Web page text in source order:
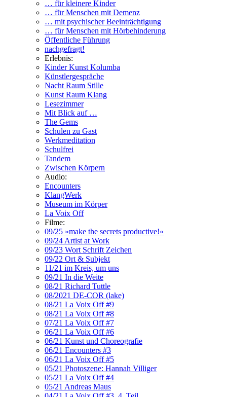
… für kleinere Kinder
… für Menschen mit Demenz
… mit psychischer Beeinträchtigung
… für Menschen mit Hörbehinderung
Öffentliche Führung
nachgefragt!
Erlebnis:
Kinder Kunst Kolumba
Künstlergespräche
Nacht Raum Stille
Kunst Raum Klang
Lesezimmer
Mit Blick auf …
The Gems
Schulen zu Gast
Werkmeditation
Schulfrei
Tandem
Zwischen Körpern
Audio:
Encounters
KlangWerk
Museum im Körper
La Voix Off
Filme:
09/25 »make the secrets productive!«
09/24 Artist at Work
09/23 Wort Schrift Zeichen
09/22 Ort & Subjekt
11/21 im Kreis, um uns
09/21 In die Weite
08/21 Richard Tuttle
08/2021 DE-COR (lake)
08/21 La Voix Off #9
08/21 La Voix Off #8
07/21 La Voix Off #7
06/21 La Voix Off #6
06/21 Kunst und Choreografie
06/21 Encounters #3
06/21 La Voix Off #5
05/21 Photoszene: Hannah Villiger
05/21 La Voix Off #4
05/21 Andreas Maus